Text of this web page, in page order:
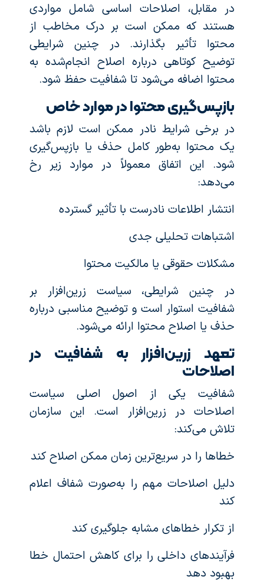
در مقابل، اصلاحات اساسی شامل مواردی
هستند که ممکن است بر درک مخاطب از
محتوا تأثیر بگذارند. در چنین شرایطی
توضیح کوتاهی درباره اصلاح انجام‌شده به
محتوا اضافه می‌شود تا شفافیت حفظ شود.
بازپس‌گیری محتوا در موارد خاص
در برخی شرایط نادر ممکن است لازم باشد
یک محتوا به‌طور کامل حذف یا بازپس‌گیری
شود. این اتفاق معمولاً در موارد زیر رخ
می‌دهد:
انتشار اطلاعات نادرست با تأثیر گسترده
اشتباهات تحلیلی جدی
مشکلات حقوقی یا مالکیت محتوا
در چنین شرایطی، سیاست زرین‌افزار بر
شفافیت استوار است و توضیح مناسبی درباره
حذف یا اصلاح محتوا ارائه می‌شود.
تعهد زرین‌افزار به شفافیت در
اصلاحات
شفافیت یکی از اصول اصلی سیاست
اصلاحات در زرین‌افزار است. این سازمان
تلاش می‌کند:
خطاها را در سریع‌ترین زمان ممکن اصلاح کند
دلیل اصلاحات مهم را به‌صورت شفاف اعلام
کند
از تکرار خطاهای مشابه جلوگیری کند
فرآیندهای داخلی را برای کاهش احتمال خطا
بهبود دهد